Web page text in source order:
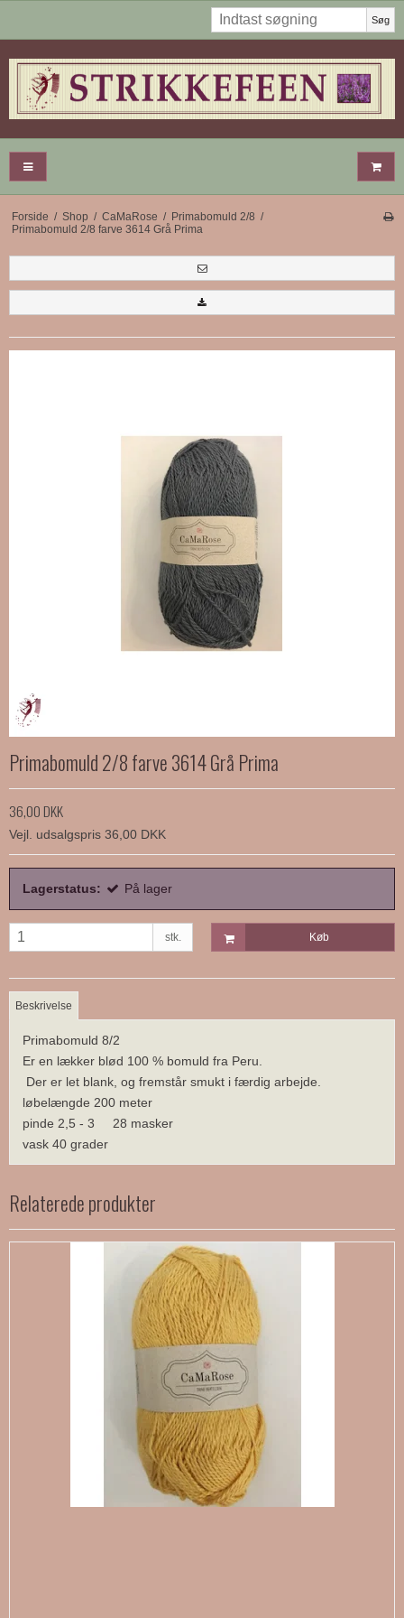
Søg
Forside / Shop / CaMaRose / Primabomuld 2/8 /
Primabomuld 2/8 farve 3614 Grå Prima
Primabomuld 2/8 farve 3614 Grå Prima
36,00 DKK
Vejl. udsalgspris 36,00 DKK
Lagerstatus: På lager
stk. Køb
Beskrivelse
Primabomuld 8/2
Er en lækker blød 100 % bomuld fra Peru.
Der er let blank, og fremstår smukt i færdig arbejde.
løbelængde 200 meter
pinde 2,5 - 3 28 masker
vask 40 grader
Relaterede produkter